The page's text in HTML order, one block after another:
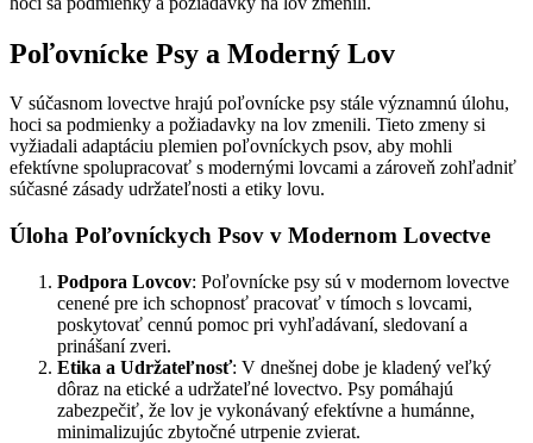
Poľovnícke Psy a Moderný Lov
V súčasnom lovectve hrajú poľovnícke psy stále významnú úlohu,
hoci sa podmienky a požiadavky na lov zmenili. Tieto zmeny si
vyžiadali adaptáciu plemien poľovníckych psov, aby mohli
efektívne spolupracovať s modernými lovcami a zároveň zohľadniť
súčasné zásady udržateľnosti a etiky lovu.
Úloha Poľovníckych Psov v Modernom Lovectve
Podpora Lovcov: Poľovnícke psy sú v modernom lovectve
cenené pre ich schopnosť pracovať v tímoch s lovcami,
poskytovať cennú pomoc pri vyhľadávaní, sledovaní a
prinášaní zveri.
Etika a Udržateľnosť: V dnešnej dobe je kladený veľký
dôraz na etické a udržateľné lovectvo. Psy pomáhajú
zabezpečiť, že lov je vykonávaný efektívne a humánne,
minimalizujúc zbytočné utrpenie zvierat.